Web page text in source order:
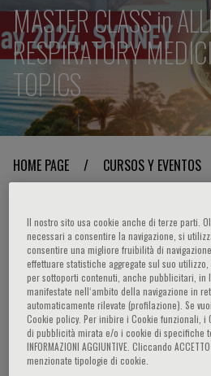
MASTER CLASS in
RESPIRATORY
TOPICS
HOME PAGE / CURSOS Y EVENTOS
Información del
Dear Colleagues,
We are very please to welcome
MASTER CLASS in ALLERGY
MEDICINE:HOT TOPICS
held in Sydney May 2& 3, 2024
The fil rouge of the meeting will
Il nostro sito usa cookie anche di terze parti.
necessari a consentire la navigazione, si
consentire una migliore fruibilità di
effettuare statistiche aggregate sul suo
per sottoporti contenuti, anche pubblicitari, in
manifestate nell‘ambito della navigazione in
automaticamente rilevate (profilazione). Se
Cookie policy. Per inibire i Cookie funzionali, i
di pubblicità mirata e/o i cookie di specifiche
INFORMAZIONI AGGIUNTIVE. Cliccando
menzionate tipologie di cookie.